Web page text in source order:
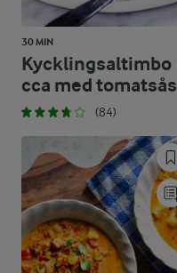
30 MIN
Kycklingsaltimbo
cca med tomatsås
(84)